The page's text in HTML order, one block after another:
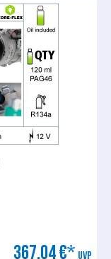
367,04 €* UVP